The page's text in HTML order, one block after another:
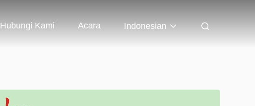
Hubungi Kami Acara Indonesian